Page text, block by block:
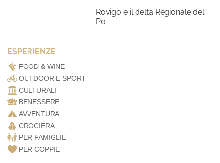
Rovigo e il delta Regionale del
Po
ESPERIENZE
FOOD & WINE
OUTDOOR E SPORT
CULTURALI
BENESSERE
AVVENTURA
CROCIERA
PER FAMIGLIE
PER COPPIE